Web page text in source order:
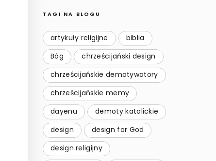
TAGI NA BLOGU
artykuły religijne
biblia
Bóg
chrześcijański design
chrześcijańskie demotywatory
chrześcijańskie memy
dayenu
demoty katolickie
design
design for God
design religijny